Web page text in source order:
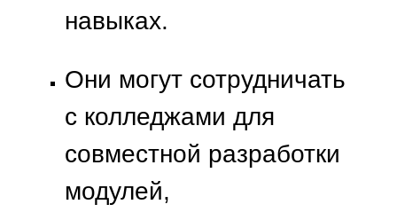
навыках.
Они могут сотрудничать
с колледжами для
совместной разработки
модулей,